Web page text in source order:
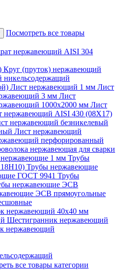
Посмотреть все товары
нержавеющий AISI 304
Круг (пруток) нержавеющий
Лист нержавеющий 1 мм Лист
3 мм Лист
1000х2000 мм Лист
нержавеющий AISI 430 (08Х17)
нержавеющий безникелевый
Лист нержавеющий
перфорированный
нержавеющая для сварки
1 мм Трубы
Трубы нержавеющие
ГОСТ 9941 Трубы
нержавеющие ЭСВ
ЭСВ прямоугольные
нержавеющий 40x40 мм
Шестигранник нержавеющий
нержавеющий
все товары категории